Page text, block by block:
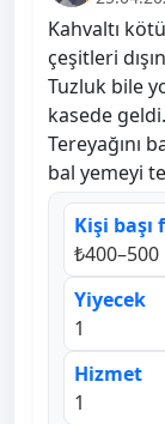
Kahvaltı
çeşitleri
Tuzluk bile
kasede
Tereyağını
bal yemeyi
Kişi başı
₺400–500
Yiyecek
1
Hizmet
1